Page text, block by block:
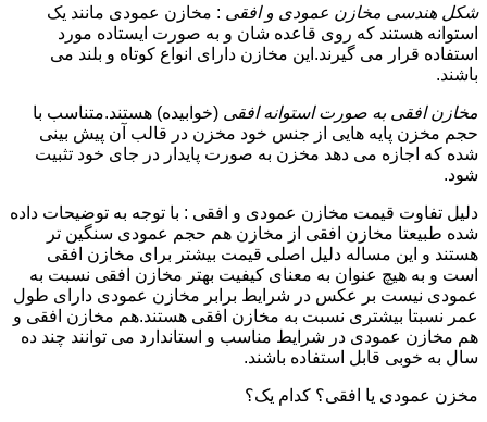
شکل هندسی مخازن عمودی و افقی : مخازن عمودی مانند یک
استوانه هستند که روی قاعده شان و به صورت ایستاده مورد
استفاده قرار می گیرند.این مخازن دارای انواع کوتاه و بلند می
باشند.
مخازن افقی به صورت استوانه افقی (خوابیده) هستند.متناسب با
حجم مخزن پایه هایی از جنس خود مخزن در قالب آن پیش بینی
شده که اجازه می دهد مخزن به صورت پایدار در جای خود تثبیت
شود.
دلیل تفاوت قیمت مخازن عمودی و افقی : با توجه به توضیحات داده
شده طبیعتا مخازن افقی از مخازن هم حجم عمودی سنگین تر
هستند و این مساله دلیل اصلی قیمت بیشتر برای مخازن افقی
است و به هیچ عنوان به معنای کیفیت بهتر مخازن افقی نسبت به
عمودی نیست بر عکس در شرایط برابر مخازن عمودی دارای طول
عمر نسبتا بیشتری نسبت به مخازن افقی هستند.هم مخازن افقی و
هم مخازن عمودی در شرایط مناسب و استاندارد می توانند چند ده
سال به خوبی قابل استفاده باشند.
مخزن عمودی یا افقی؟ کدام یک؟